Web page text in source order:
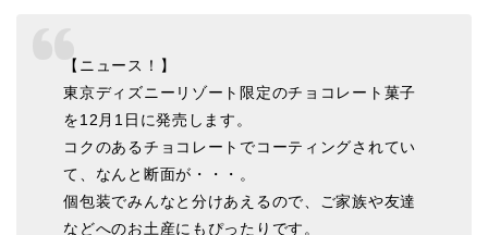
【ニュース！】
東京ディズニーリゾート限定のチョコレート菓子
を12月1日に発売します。
コクのあるチョコレートでコーティングされてい
て、なんと断面が・・・。
個包装でみんなと分けあえるので、ご家族や友達
などへのお土産にもぴったりです。